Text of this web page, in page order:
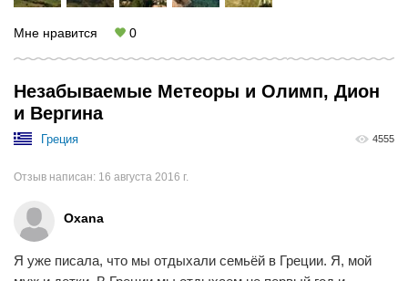
Мне нравится 0
Незабываемые Метеоры и Олимп, Дион
и Вергина
Греция 4555
Отзыв написан: 16 августа 2016 г.
Oxana
Я уже писала, что мы отдыхали семьёй в Греции. Я, мой